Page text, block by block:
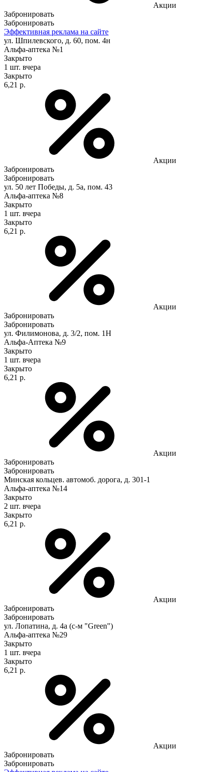
Акции
Забронировать
Забронировать
Эффективная реклама на сайте
ул. Шпилевского, д. 60, пом. 4н
Альфа-аптека №1
Закрыто
1 шт. вчера
Закрыто
6,21 р.
Акции
Забронировать
Забронировать
ул. 50 лет Победы, д. 5а, пом. 43
Альфа-аптека №8
Закрыто
1 шт. вчера
Закрыто
6,21 р.
Акции
Забронировать
Забронировать
ул. Филимонова, д. 3/2, пом. 1Н
Альфа-Аптека №9
Закрыто
1 шт. вчера
Закрыто
6,21 р.
Акции
Забронировать
Забронировать
Минская кольцев. автомоб. дорога, д. 301-1
Альфа-аптека №14
Закрыто
2 шт. вчера
Закрыто
6,21 р.
Акции
Забронировать
Забронировать
ул. Лопатина, д. 4а (с-м "Green")
Альфа-аптека №29
Закрыто
1 шт. вчера
Закрыто
6,21 р.
Акции
Забронировать
Забронировать